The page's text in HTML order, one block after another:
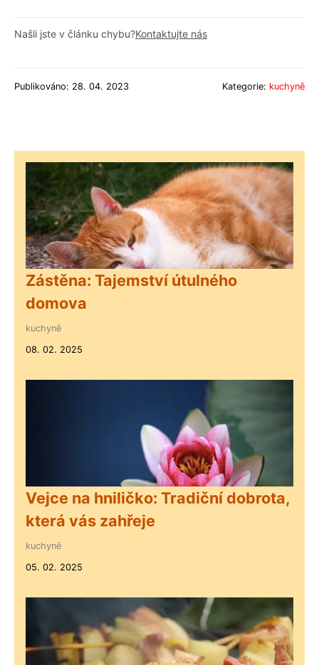
Našli jste v článku chybu?Kontaktujte nás
Publikováno: 28. 04. 2023 Kategorie: kuchyně
Zástěna: Tajemství útulného
domova
kuchyně
08. 02. 2025
Vejce na hniličko: Tradiční dobrota,
která vás zahřeje
kuchyně
05. 02. 2025